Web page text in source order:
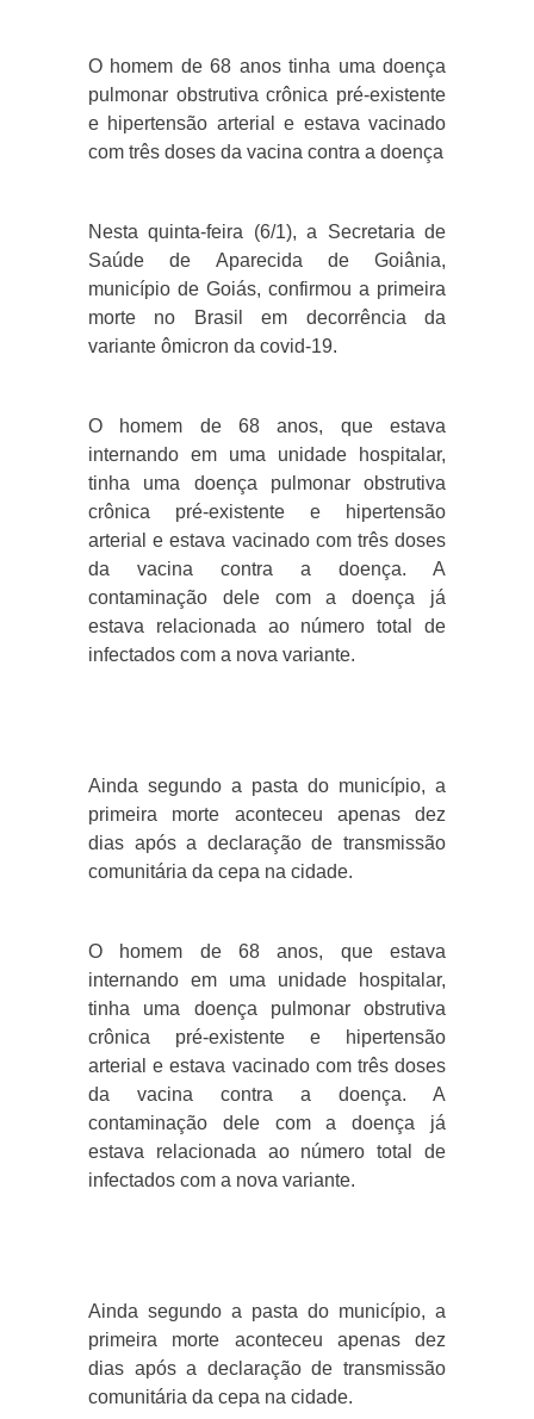
O homem de 68 anos tinha uma doença
pulmonar obstrutiva crônica pré-existente
e hipertensão arterial e estava vacinado
com três doses da vacina contra a doença
Nesta quinta-feira (6/1), a Secretaria de
Saúde de Aparecida de Goiânia,
município de Goiás, confirmou a primeira
morte no Brasil em decorrência da
variante ômicron da covid-19.
O homem de 68 anos, que estava
internando em uma unidade hospitalar,
tinha uma doença pulmonar obstrutiva
crônica pré-existente e hipertensão
arterial e estava vacinado com três doses
da vacina contra a doença. A
contaminação dele com a doença já
estava relacionada ao número total de
infectados com a nova variante.
Ainda segundo a pasta do município, a
primeira morte aconteceu apenas dez
dias após a declaração de transmissão
comunitária da cepa na cidade.
O homem de 68 anos, que estava
internando em uma unidade hospitalar,
tinha uma doença pulmonar obstrutiva
crônica pré-existente e hipertensão
arterial e estava vacinado com três doses
da vacina contra a doença. A
contaminação dele com a doença já
estava relacionada ao número total de
infectados com a nova variante.
Ainda segundo a pasta do município, a
primeira morte aconteceu apenas dez
dias após a declaração de transmissão
comunitária da cepa na cidade.